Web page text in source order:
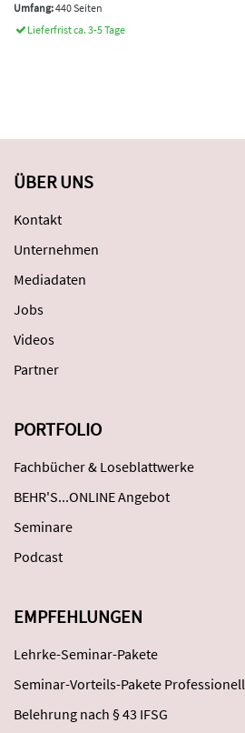
Umfang:440 Seiten
Lieferfrist ca. 3-5 Tage
ÜBER UNS
Kontakt
Unternehmen
Mediadaten
Jobs
Videos
Partner
PORTFOLIO
Fachbücher & Loseblattwerke
BEHR'S...ONLINE Angebot
Seminare
Podcast
EMPFEHLUNGEN
Lehrke-Seminar-Pakete
Seminar-Vorteils-Pakete Professionell
Belehrung nach § 43 IFSG